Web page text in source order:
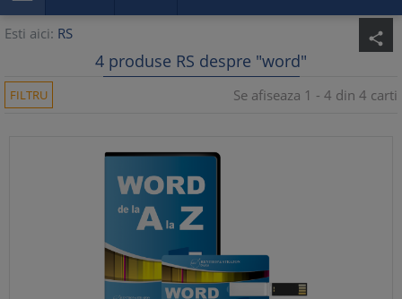
Esti aici: RS share
4 produse RS despre "word"
FILTRU Se afiseaza 1 - 4 din 4 carti